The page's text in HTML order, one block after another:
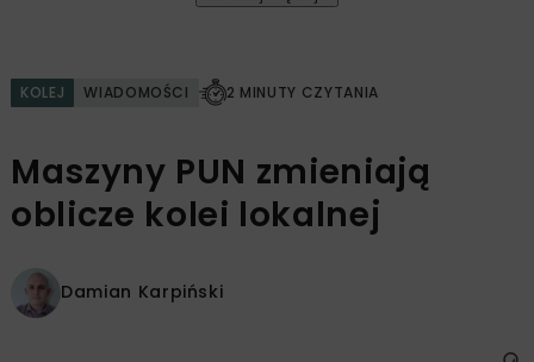
KOLEJ WIADOMOŚCI 2 MINUTY CZYTANIA
Maszyny PUN zmieniają
oblicze kolei lokalnej
Damian Karpiński